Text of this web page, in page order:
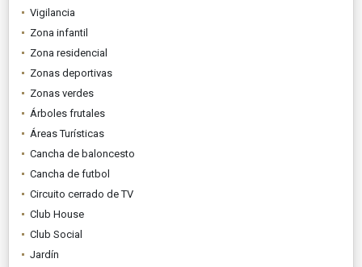
Vigilancia
Zona infantil
Zona residencial
Zonas deportivas
Zonas verdes
Árboles frutales
Áreas Turísticas
Cancha de baloncesto
Cancha de futbol
Circuito cerrado de TV
Club House
Club Social
Jardín